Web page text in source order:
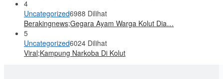
4
Uncategorized6988 Dilihat
Berakingnews;Gegara Ayam Warga Kolut Dia…
5
Uncategorized6024 Dilihat
Viral;Kampung Narkoba Di Kolut